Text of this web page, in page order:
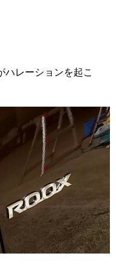
ハレーションを起こ